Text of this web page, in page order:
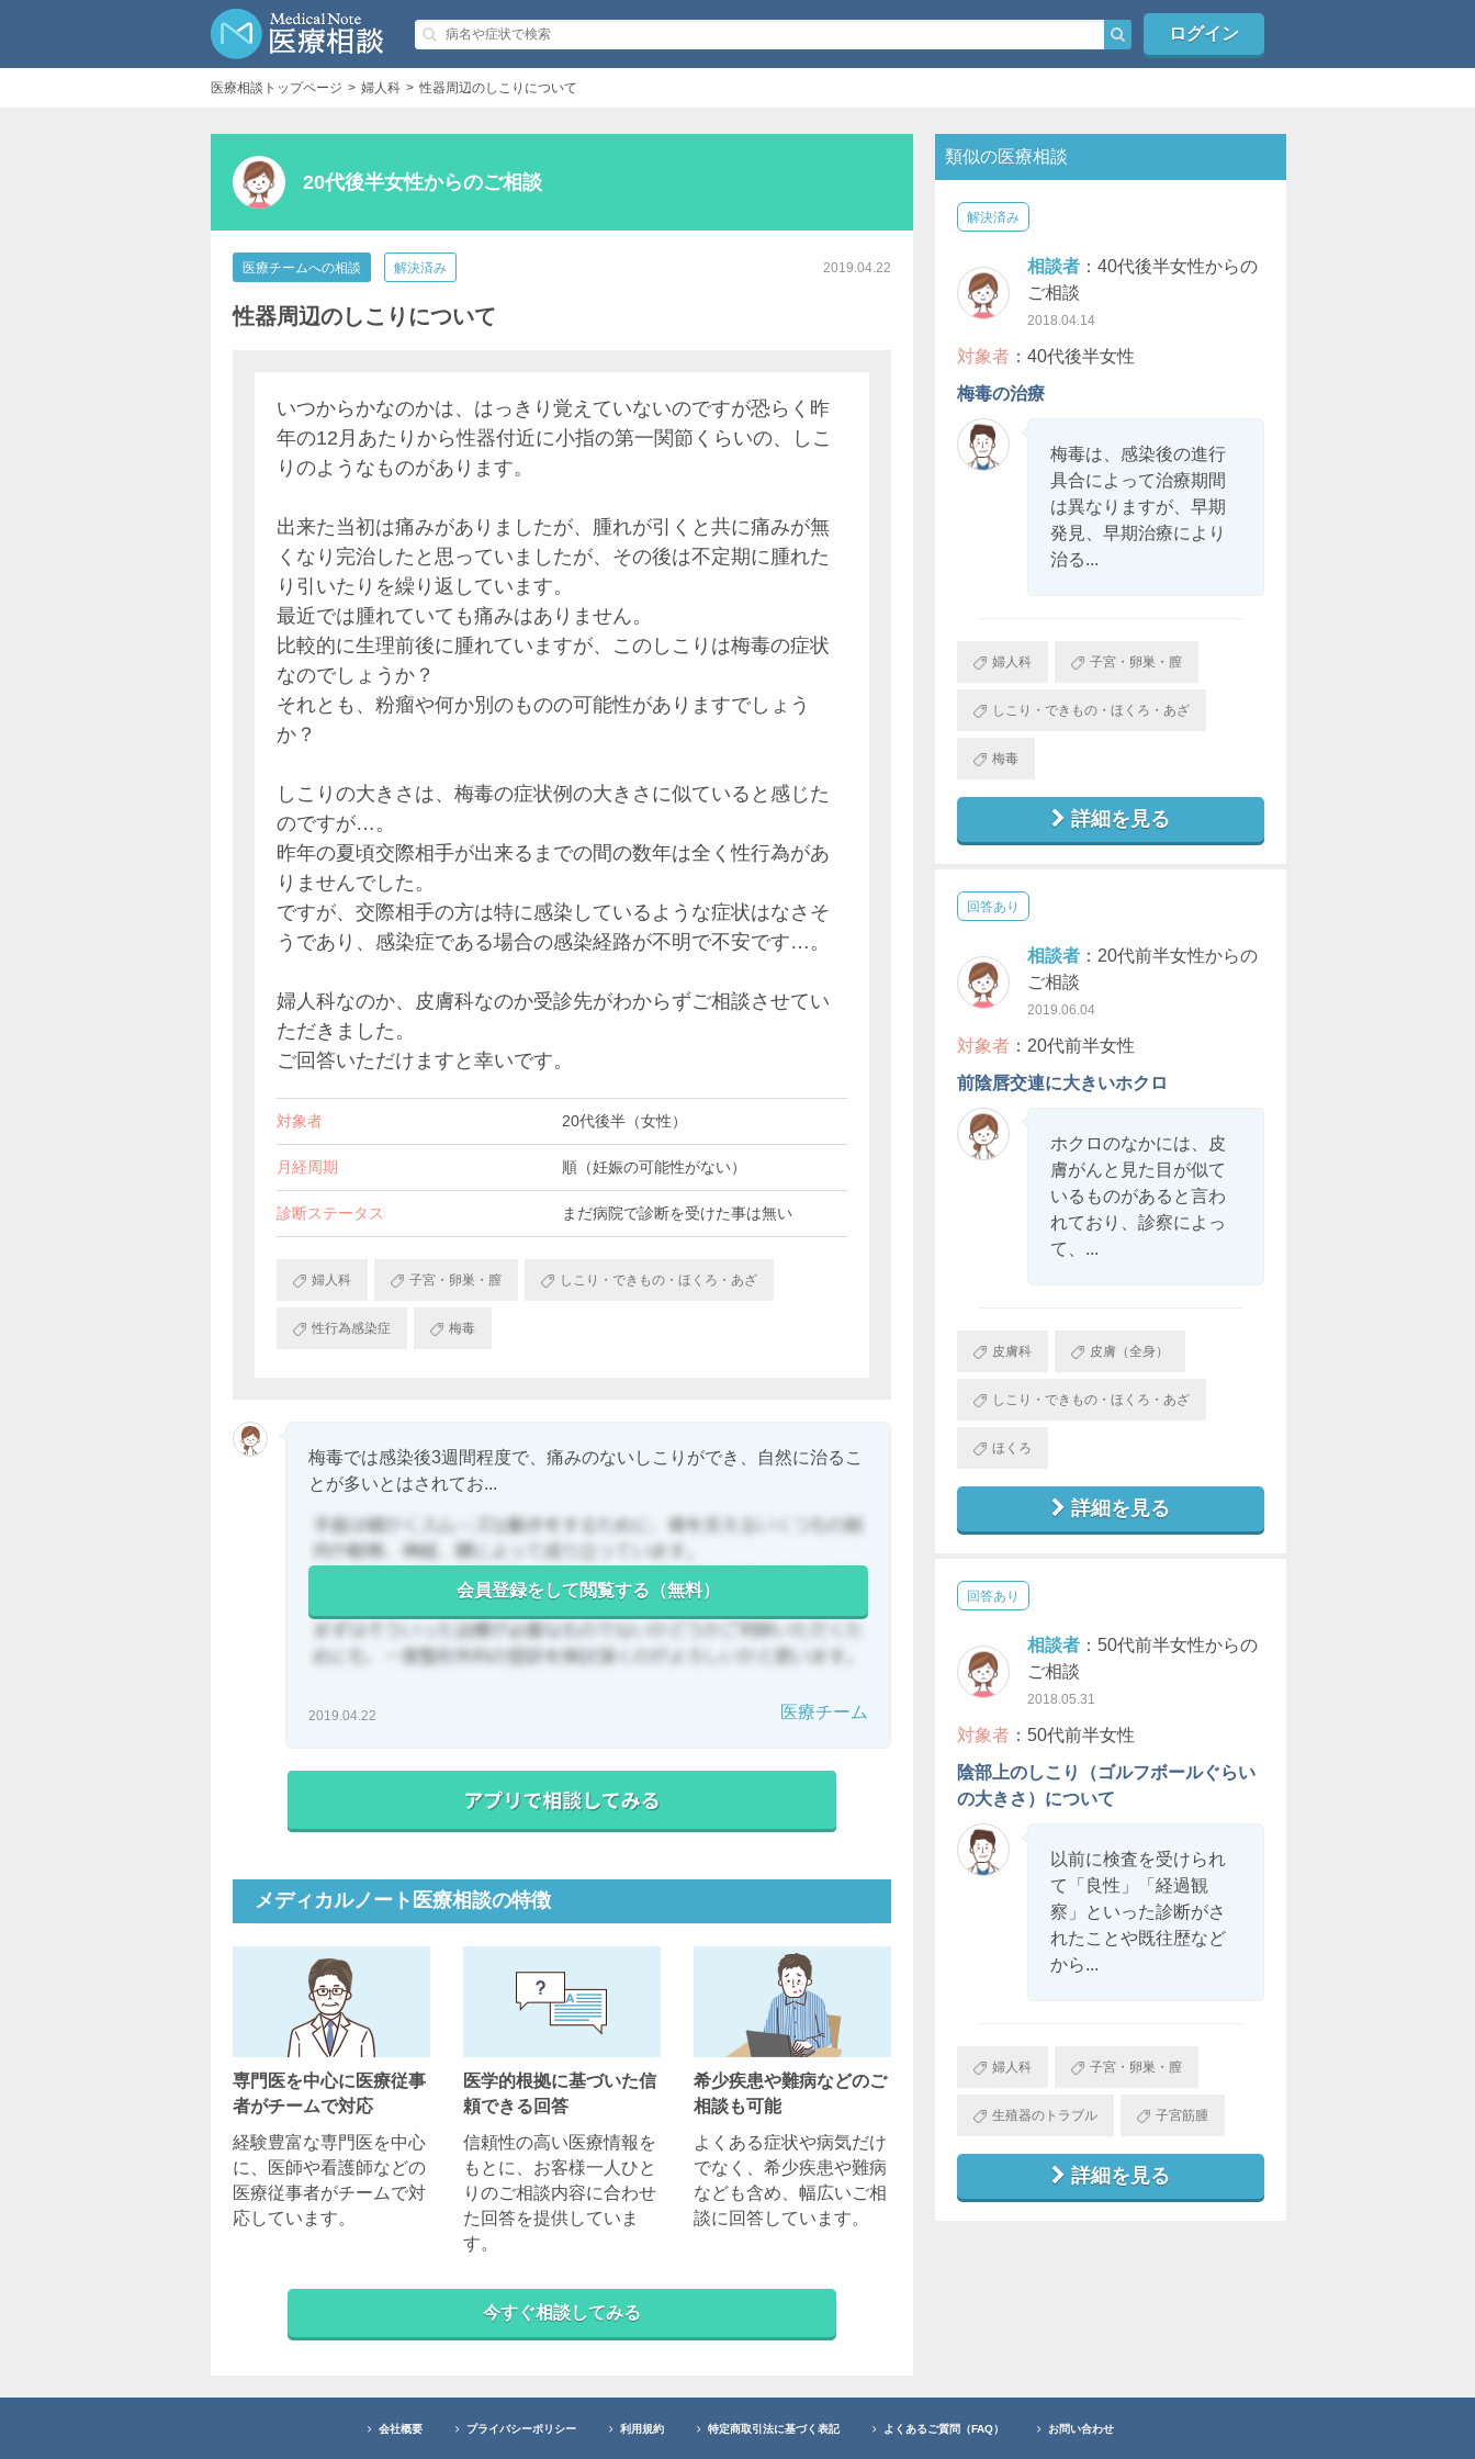
ログイン
医療相談トップページ 婦人科 性器周辺のしこりについて
20代後半女性からのご相談
医療チームへの相談 解決済み 2019.04.22
性器周辺のしこりについて
いつからかなのかは、はっきり覚えていないのですが恐らく昨
年の12月あたりから性器付近に小指の第一関節くらいの、しこ
りのようなものがあります。
出来た当初は痛みがありましたが、腫れが引くと共に痛みが無
くなり完治したと思っていましたが、その後は不定期に腫れた
り引いたりを繰り返しています。
最近では腫れていても痛みはありません。
比較的に生理前後に腫れていますが、このしこりは梅毒の症状
なのでしょうか？
それとも、粉瘤や何か別のものの可能性がありますでしょう
か？
しこりの大きさは、梅毒の症状例の大きさに似ていると感じた
のですが…。
昨年の夏頃交際相手が出来るまでの間の数年は全く性行為があ
りませんでした。
ですが、交際相手の方は特に感染しているような症状はなさそ
うであり、感染症である場合の感染経路が不明で不安です…。
婦人科なのか、皮膚科なのか受診先がわからずご相談させてい
ただきました。
ご回答いただけますと幸いです。
対象者 20代後半（女性）
月経周期 順（妊娠の可能性がない）
診断ステータス まだ病院で診断を受けた事は無い
婦人科 子宮・卵巣・膣 しこり・できもの・ほくろ・あざ
性行為感染症 梅毒
梅毒では感染後3週間程度で、痛みのないしこりができ、自然に治るこ
とが多いとはされてお...
会員登録をして閲覧する（無料）
2019.04.22 医療チーム
メディカルノート医療相談の特徴
専門医を中心に医療従事
者がチームで対応
経験豊富な専門医を中心
に、医師や看護師などの
医療従事者がチームで対
応しています。
医学的根拠に基づいた信
頼できる回答
信頼性の高い医療情報を
もとに、お客様一人ひと
りのご相談内容に合わせ
た回答を提供していま
す。
希少疾患や難病などのご
相談も可能
よくある症状や病気だけ
でなく、希少疾患や難病
なども含め、幅広いご相
談に回答しています。
今すぐ相談してみる
類似の医療相談
解決済み
相談者：40代後半女性からの
ご相談
2018.04.14
対象者：40代後半女性
梅毒の治療
梅毒は、感染後の進行
具合によって治療期間
は異なりますが、早期
発見、早期治療により
治る...
婦人科 子宮・卵巣・膣
しこり・できもの・ほくろ・あざ
梅毒
詳細を見る
回答あり
相談者：20代前半女性からの
ご相談
2019.06.04
対象者：20代前半女性
前陰唇交連に大きいホクロ
ホクロのなかには、皮
膚がんと見た目が似て
いるものがあると言わ
れており、診察によっ
て、...
皮膚科 皮膚（全身）
しこり・できもの・ほくろ・あざ
ほくろ
詳細を見る
回答あり
相談者：50代前半女性からの
ご相談
2018.05.31
対象者：50代前半女性
陰部上のしこり（ゴルフボールぐらい
の大きさ）について
以前に検査を受けられ
て「良性」「経過観
察」といった診断がさ
れたことや既往歴など
から...
婦人科 子宮・卵巣・膣
生殖器のトラブル 子宮筋腫
詳細を見る
会社概要 プライバシーポリシー 利用規約 特定商取引法に基づく表記 よくあるご質問（FAQ） お問い合わせ